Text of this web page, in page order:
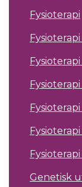
Fysioterapi
Genetisk